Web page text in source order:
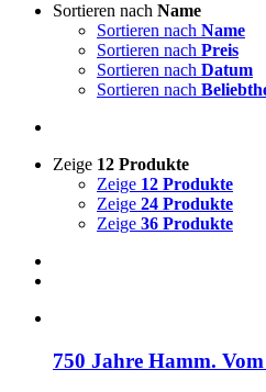
Sortieren nach Name
Sortieren nach Name
Sortieren nach Preis
Sortieren nach Datum
Sortieren nach
Zeige 12 Produkte
Zeige 12 Produkte
Zeige 24 Produkte
Zeige 36 Produkte
750 Jahre Hamm.